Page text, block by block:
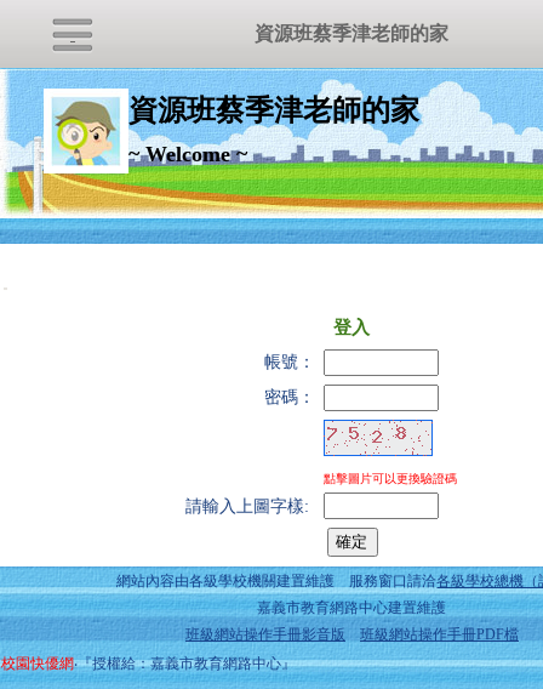
資源班蔡季津老師的家
~ Welcome ~
:::
登入
帳號：
密碼：
請輸入上圖字樣:
點擊圖片可以更換驗證碼
網站內容由各級學校機關建置維護 服務窗口請洽各級學校總機（
嘉義市教育網路中心建置維護
班級網站操作手冊影音版
班級網站操作手冊PDF檔
校園快優網‧『授權給：嘉義市教育網路中心』
資源班蔡季津老師的家